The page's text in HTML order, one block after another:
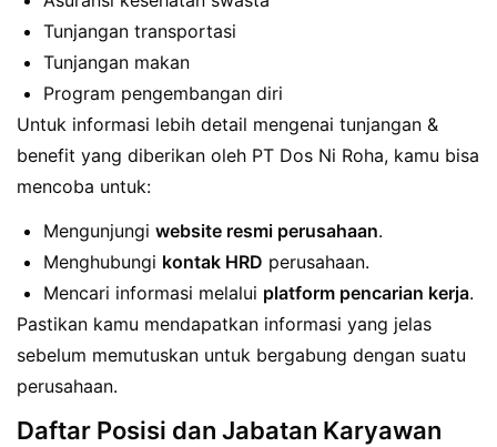
Tunjangan transportasi
Tunjangan makan
Program pengembangan diri
Untuk informasi lebih detail mengenai tunjangan &
benefit yang diberikan oleh PT Dos Ni Roha, kamu bisa
mencoba untuk:
Mengunjungi website resmi perusahaan.
Menghubungi kontak HRD perusahaan.
Mencari informasi melalui platform pencarian kerja.
Pastikan kamu mendapatkan informasi yang jelas
sebelum memutuskan untuk bergabung dengan suatu
perusahaan.
Daftar Posisi dan Jabatan Karyawan